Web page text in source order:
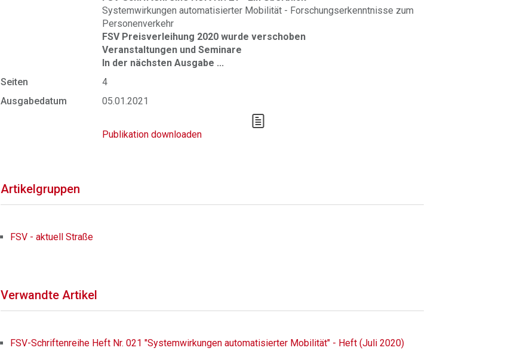
Systemwirkungen automatisierter Mobilität - Forschungserkenntnisse zum
Personenverkehr
FSV Preisverleihung 2020 wurde verschoben
Veranstaltungen und Seminare
In der nächsten Ausgabe ...
Seiten
4
Ausgabedatum
05.01.2021
Publikation downloaden
Artikelgruppen
FSV - aktuell Straße
Verwandte Artikel
FSV-Schriftenreihe Heft Nr. 021 "Systemwirkungen automatisierter Mobilität" - Heft (Juli 2020)